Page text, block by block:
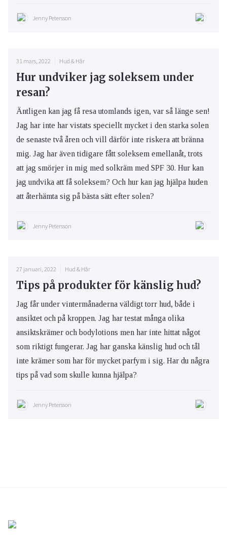
Jenny Petersson
31 mars, 2022 Hud & Hår
Hur undviker jag soleksem under
resan?
Äntligen kan jag få resa utomlands igen, var så länge sen!
Jag har inte har vistats speciellt mycket i den starka solen
de senaste två åren och vill därför inte riskera att bränna
mig. Jag har även tidigare fått soleksem emellanåt, trots
att jag smörjer in mig med solkräm med SPF 30. Hur kan
jag undvika att få soleksem? Och hur kan jag hjälpa huden
att återhämta sig på bästa sätt efter solen?
Jenny Petersson
27 januari, 2022 Hud & Hår
Tips på produkter för känslig hud?
Jag får under vintermånaderna väldigt torr hud, både i
ansiktet och på kroppen. Jag har testat många olika
ansiktskrämer och bodylotions men har inte hittat något
som riktigt fungerar. Jag har ganska känslig hud och tål
inte krämer som har för mycket parfym i sig. Har du några
tips på vad som skulle kunna hjälpa?
Jenny Petersson